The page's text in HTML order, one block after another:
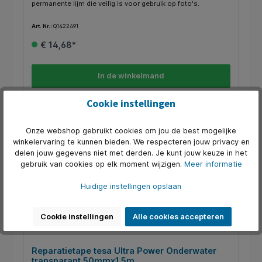
permanente lijm die veilig is voor gebruik op foto's.
Art. Nr.: Q1422491
€ 14,68*
In de winkelmand
Reparatietape tesa Ultra Power Onderwater
Cookie instellingen
Onze webshop gebruikt cookies om jou de best mogelijke
winkelervaring te kunnen bieden. We respecteren jouw privacy en
delen jouw gegevens niet met derden. Je kunt jouw keuze in het
gebruik van cookies op elk moment wijzigen. Meer informatie
Huidige instellingen opslaan
Cookie instellingen Alle cookies accepteren